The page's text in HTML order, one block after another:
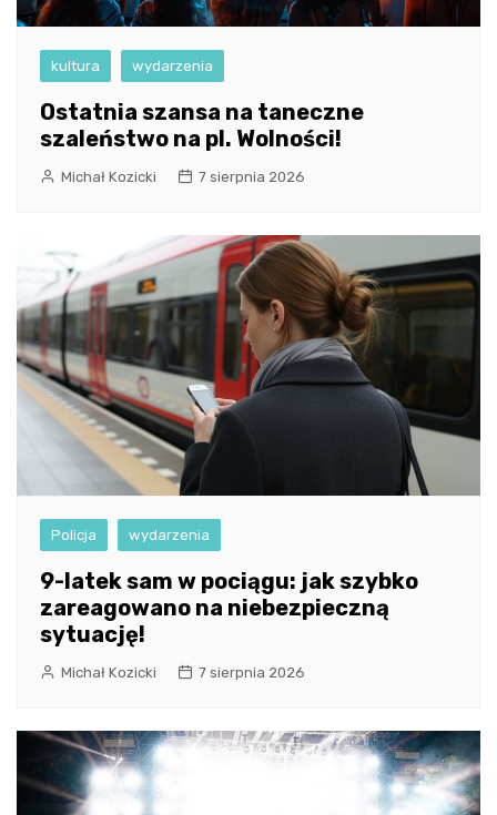
kultura wydarzenia
Ostatnia szansa na taneczne
szaleństwo na pl. Wolności!
Michał Kozicki 7 sierpnia 2026
Policja wydarzenia
9-latek sam w pociągu: jak szybko
zareagowano na niebezpieczną
sytuację!
Michał Kozicki 7 sierpnia 2026